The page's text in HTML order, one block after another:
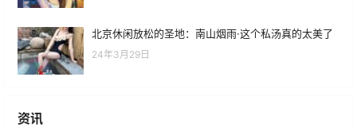
北京休闲放松的圣地：南山烟雨·这个私汤真的太美了
24年3月29日
资讯